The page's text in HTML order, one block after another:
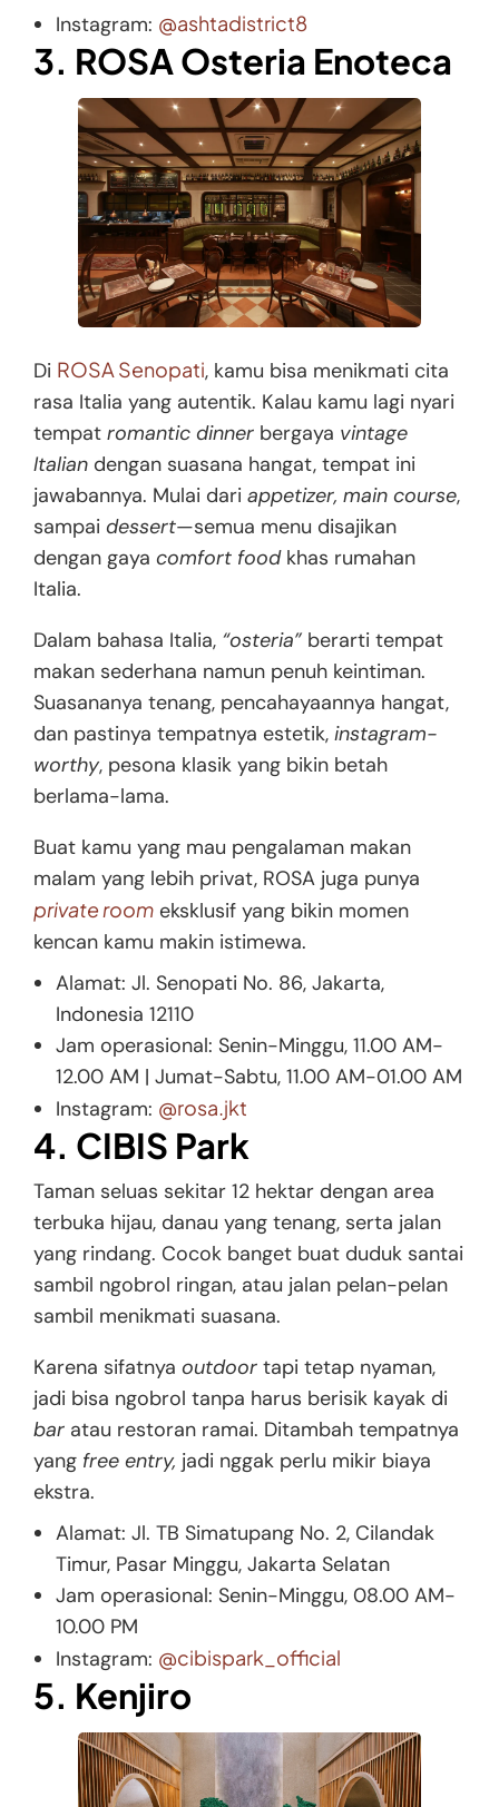
Instagram: @ashtadistrict8
3. ROSA Osteria Enoteca
Di ROSA Senopati, kamu bisa menikmati cita
rasa Italia yang autentik. Kalau kamu lagi nyari
tempat romantic dinner bergaya vintage
Italian dengan suasana hangat, tempat ini
jawabannya. Mulai dari appetizer, main course,
sampai dessert—semua menu disajikan
dengan gaya comfort foodkhas rumahan
Italia.
Dalam bahasa Italia, “osteria” berarti tempat
makan sederhana namun penuh keintiman.
Suasananya tenang, pencahayaannya hangat,
dan pastinya tempatnya estetik, instagram-
worthy, pesona klasik yang bikin betah
berlama-lama.
Buat kamu yang mau pengalaman makan
malam yang lebih privat, ROSA juga punya
private room eksklusif yang bikin momen
kencan kamu makin istimewa.
Alamat: Jl. Senopati No. 86, Jakarta,
Indonesia 12110
Jam operasional: Senin-Minggu, 11.00 AM-
12.00 AM | Jumat-Sabtu, 11.00 AM-01.00 AM
Instagram: @rosa.jkt
4. CIBIS Park
Taman seluas sekitar 12 hektar dengan area
terbuka hijau, danau yang tenang, serta jalan
yang rindang. Cocok banget buat duduk santai
sambil ngobrol ringan, atau jalan pelan-pelan
sambil menikmati suasana.
Karena sifatnya outdoor tapi tetap nyaman,
jadi bisa ngobrol tanpa harus berisik kayak di
bar atau restoran ramai. Ditambah tempatnya
yang free entry, jadi nggak perlu mikir biaya
ekstra.
Alamat: Jl. TB Simatupang No. 2, Cilandak
Timur, Pasar Minggu, Jakarta Selatan
Jam operasional: Senin-Minggu, 08.00 AM-
10.00 PM
Instagram: @cibispark_official
5. Kenjiro